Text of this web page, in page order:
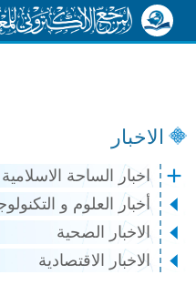
الاخبار
اخبار الساحة الاسلامية
أخبار العلوم و
الاخبار الصحية
الاخبار الاقتصادية